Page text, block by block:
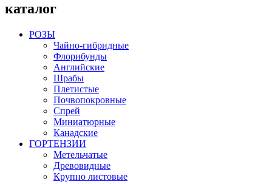
каталог
РОЗЫ
Чайно-гибридные
Флорибунды
Английские
Шрабы
Плетистые
Почвопокровные
Спрей
Миниатюрные
Канадские
ГОРТЕНЗИИ
Метельчатые
Древовидные
Крупно листовые